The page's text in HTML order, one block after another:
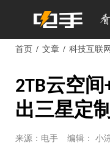
首页 文章 科技互联网
2TB云空
出三星定
来源：电手 编辑： 小